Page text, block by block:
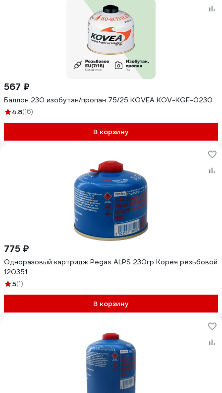
567 ₽
Баллон 230 изобутан/пропан 75/25 KOVEA KOV-KGF-0230
4.8(16)
В корзину
775 ₽
Одноразовый картридж Pegas ALPS 230гр Корея резьбовой
120351
5(1)
В корзину